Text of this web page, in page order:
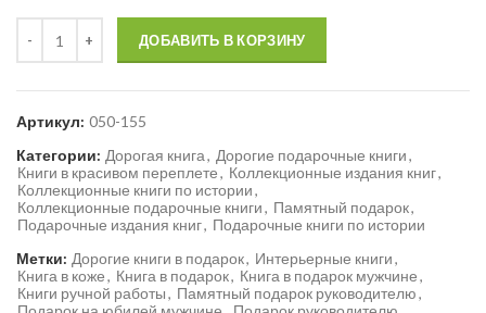
ДОБАВИТЬ В КОРЗИНУ
Артикул: 050-155
Категории: Дорогая книга, Дорогие подарочные книги,
Книги в красивом переплете, Коллекционные издания книг,
Коллекционные книги по истории,
Коллекционные подарочные книги, Памятный подарок,
Подарочные издания книг, Подарочные книги по истории
Метки: Дорогие книги в подарок, Интерьерные книги,
Книга в коже, Книга в подарок, Книга в подарок мужчине,
Книги ручной работы, Памятный подарок руководителю,